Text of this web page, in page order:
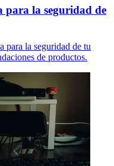
para la seguridad de
para la seguridad de tu
de productos.